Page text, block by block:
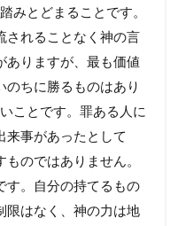
みとどまることです。
されることなく神の言
ありますが、最も価値
のちに勝るものはあり
ことです。罪ある人に
来事があったとして
のではありません。
す。自分の持てるもの
限はなく、神の力は地